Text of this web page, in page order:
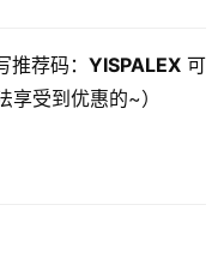
荐码： YISPALEX 可
受到优惠的~）